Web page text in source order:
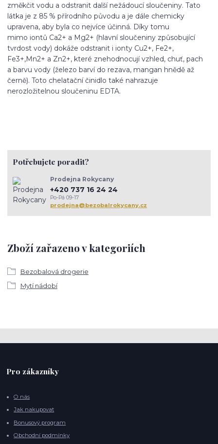
změkčit vodu a odstranit další nežádoucí sloučeniny. Tato
látka je z 85 % přírodního původu a je dále chemicky
upravena, aby byla co nejvíce účinná. Díky tomu
mimo iontů Ca2+ a Mg2+ (hlavní sloučeniny způsobující
tvrdost vody) dokáže odstranit i ionty Cu2+, Fe2+,
Fe3+,Mn2+ a Zn2+, které znehodnocují vzhled, chuť, pach
a barvu vody (železo barví do rezava, mangan hnědě až
černě). Toto chelatační činidlo také nahrazuje
nerozložitelnou sloučeninu EDTA.
Zboží zařazeno v kategoriích
Bezobalová drogerie
Mytí nádobí
Potřebujete poradit?
Prodejna Rokycany
+420 737 16 24 24
Po-Pá 09-17
prodejna@bezobalrokycany.cz
Pro zákazníky
O nás
Jak nakupovat
Bonusový program
Obchodní podmínky